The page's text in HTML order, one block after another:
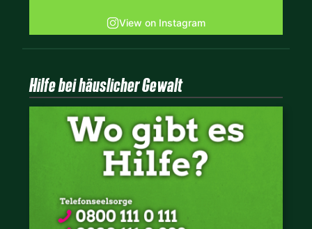
View on Instagram
Hilfe bei häuslicher Gewalt